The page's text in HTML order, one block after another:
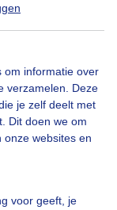
om informatie over
verzamelen. Deze
je zelf deelt met
Dit doen we om
onze websites en
voor geeft, je